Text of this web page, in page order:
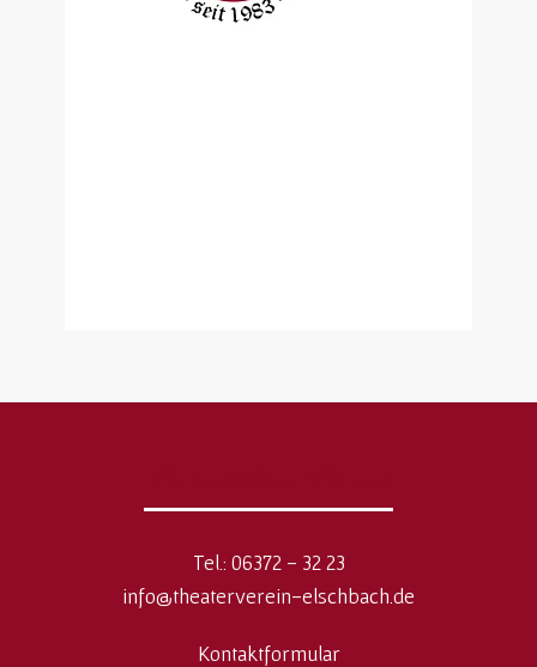
Tel.: 06372 - 32 23
info@theaterverein-elschbach.de
Kontaktformular